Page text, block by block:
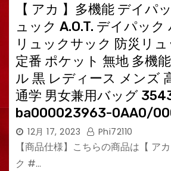
【 アカ 】多機能 デイパ
ュック A.O.T. デイパック
リュックサック 防災リ
定番 ポケット 無地 多機
ル 黒 レディース メンズ
通学 男女兼用バッグ
ba000023963-0AA0/
12月 17, 2023 Phi72110
【商品仕様】こちらの商品は【 ア
ク #…